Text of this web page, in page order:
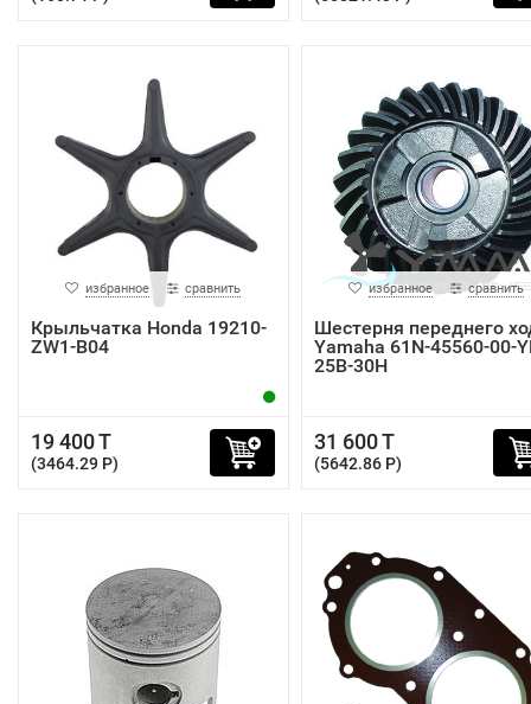
избранное сравнить
Крыльчатка Honda 19210-
ZW1-B04
19 400 T
(3464.29 P)
избранное сравнить
Шестерня переднего
Yamaha 61N-45560-00-
25B-30H
31 600 T
(5642.86 P)